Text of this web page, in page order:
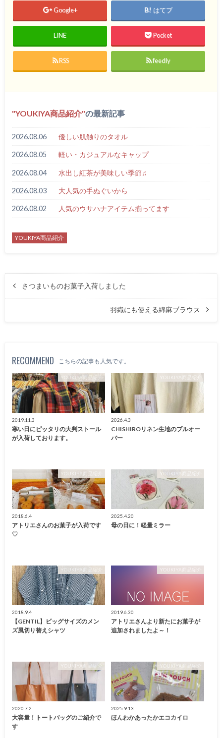
Google+ はてブ
LINE Pocket
RSS feedly
YOUKIYA商品紹介 の最新記事
2026.08.06 優しい肌触りのタオル
2026.08.05 軽い・カジュアルなキャップ
2026.08.04 水出し紅茶が美味しい季節♫
2026.08.03 大人気の手ぬぐいから
2026.08.02 人気のウサハナアイテム揃ってます
YOUKIYA商品紹介
さつまいものお菓子入荷しました
羽織にも使える綿麻ブラウス
RECOMMEND こちらの記事も人気です。
YOUKIYA商品紹介
2019.11.3
寒い日にピッタリの大判ストール
が入荷しております。
YOUKIYA商品紹介
2026.4.3
CHISHIROリネン生地のプルオー
バー
YOUKIYA商品紹介
2018.6.4
アトリエさんのお菓子が入荷です
♡
YOUKIYA商品紹介
2025.4.20
母の日に！軽量ミラー
YOUKIYA商品紹介
2018.9.4
【GENTIL】ビッグサイズのメン
ズ風切り替えシャツ
YOUKIYA商品紹介
2019.6.30
アトリエさんより新たにお菓子が
追加されましたよ～！
YOUKIYA商品紹介
2020.7.2
大容量！トートバッグのご紹介で
す
YOUKIYA商品紹介
2025.9.13
ほんわかあったかエコカイロ